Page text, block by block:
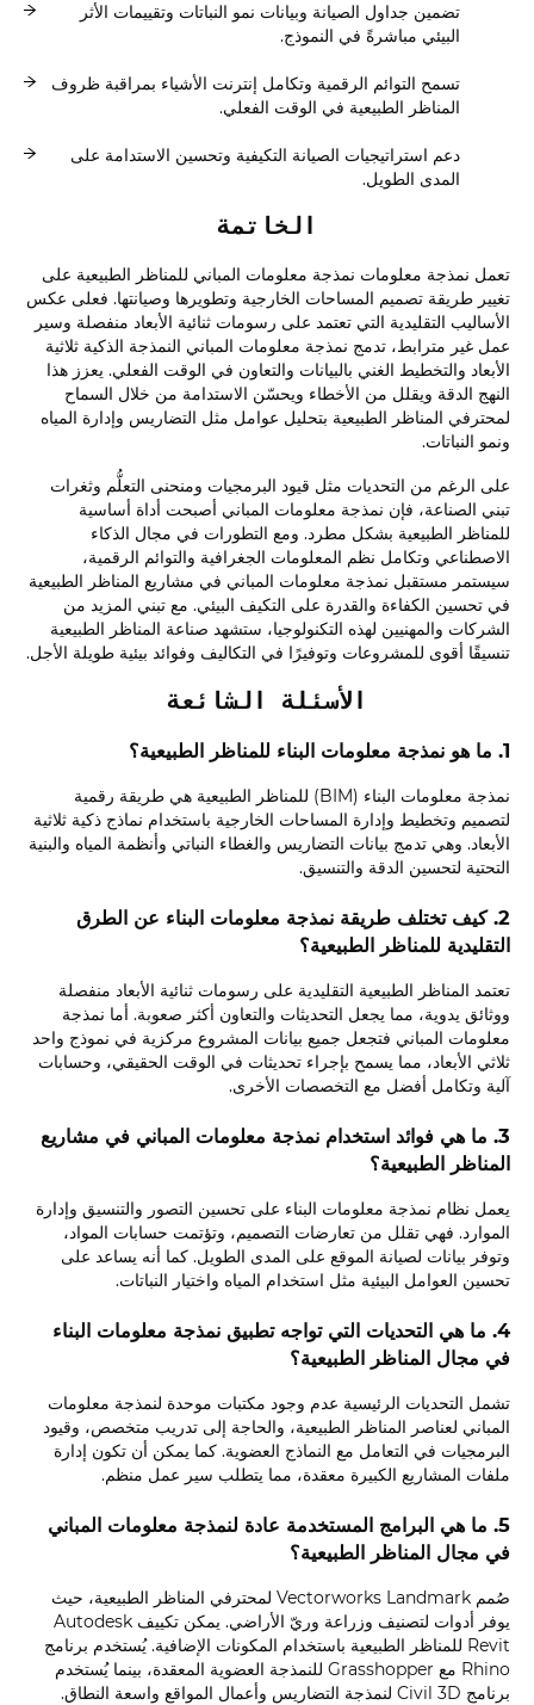
تضمين جداول الصيانة وبيانات نمو النباتات وتقييمات الأثر
البيئي مباشرةً في النموذج.
تسمح التوائم الرقمية وتكامل إنترنت الأشياء بمراقبة ظروف
المناظر الطبيعية في الوقت الفعلي.
دعم استراتيجيات الصيانة التكيفية وتحسين الاستدامة على
المدى الطويل.
الخاتمة
تعمل نمذجة معلومات نمذجة معلومات المباني للمناظر الطبيعية على
تغيير طريقة تصميم المساحات الخارجية وتطويرها وصيانتها. فعلى عكس
الأساليب التقليدية التي تعتمد على رسومات ثنائية الأبعاد منفصلة وسير
عمل غير مترابط، تدمج نمذجة معلومات المباني النمذجة الذكية ثلاثية
الأبعاد والتخطيط الغني بالبيانات والتعاون في الوقت الفعلي. يعزز هذا
النهج الدقة ويقلل من الأخطاء ويحسّن الاستدامة من خلال السماح
لمحترفي المناظر الطبيعية بتحليل عوامل مثل التضاريس وإدارة المياه
ونمو النباتات.
على الرغم من التحديات مثل قيود البرمجيات ومنحنى التعلُّم وثغرات
تبني الصناعة، فإن نمذجة معلومات المباني أصبحت أداة أساسية
للمناظر الطبيعية بشكل مطرد. ومع التطورات في مجال الذكاء
الاصطناعي وتكامل نظم المعلومات الجغرافية والتوائم الرقمية،
سيستمر مستقبل نمذجة معلومات المباني في مشاريع المناظر الطبيعية
في تحسين الكفاءة والقدرة على التكيف البيئي. مع تبني المزيد من
الشركات والمهنيين لهذه التكنولوجيا، ستشهد صناعة المناظر الطبيعية
تنسيقًا أقوى للمشروعات وتوفيرًا في التكاليف وفوائد بيئية طويلة الأجل.
الأسئلة الشائعة
1. ما هو نمذجة معلومات البناء للمناظر الطبيعية؟
نمذجة معلومات البناء (BIM) للمناظر الطبيعية هي طريقة رقمية
لتصميم وتخطيط وإدارة المساحات الخارجية باستخدام نماذج ذكية ثلاثية
الأبعاد. وهي تدمج بيانات التضاريس والغطاء النباتي وأنظمة المياه والبنية
التحتية لتحسين الدقة والتنسيق.
2. كيف تختلف طريقة نمذجة معلومات البناء عن الطرق
التقليدية للمناظر الطبيعية؟
تعتمد المناظر الطبيعية التقليدية على رسومات ثنائية الأبعاد منفصلة
ووثائق يدوية، مما يجعل التحديثات والتعاون أكثر صعوبة. أما نمذجة
معلومات المباني فتجعل جميع بيانات المشروع مركزية في نموذج واحد
ثلاثي الأبعاد، مما يسمح بإجراء تحديثات في الوقت الحقيقي، وحسابات
آلية وتكامل أفضل مع التخصصات الأخرى.
3. ما هي فوائد استخدام نمذجة معلومات المباني في مشاريع
المناظر الطبيعية؟
يعمل نظام نمذجة معلومات البناء على تحسين التصور والتنسيق وإدارة
الموارد. فهي تقلل من تعارضات التصميم، وتؤتمت حسابات المواد،
وتوفر بيانات لصيانة الموقع على المدى الطويل. كما أنه يساعد على
تحسين العوامل البيئية مثل استخدام المياه واختيار النباتات.
4. ما هي التحديات التي تواجه تطبيق نمذجة معلومات البناء
في مجال المناظر الطبيعية؟
تشمل التحديات الرئيسية عدم وجود مكتبات موحدة لنمذجة معلومات
المباني لعناصر المناظر الطبيعية، والحاجة إلى تدريب متخصص، وقيود
البرمجيات في التعامل مع النماذج العضوية. كما يمكن أن تكون إدارة
ملفات المشاريع الكبيرة معقدة، مما يتطلب سير عمل منظم.
5. ما هي البرامج المستخدمة عادة لنمذجة معلومات المباني
في مجال المناظر الطبيعية؟
صُمم Vectorworks Landmark لمحترفي المناظر الطبيعية، حيث
يوفر أدوات لتصنيف وزراعة وريّ الأراضي. يمكن تكييف Autodesk
Revit للمناظر الطبيعية باستخدام المكونات الإضافية. يُستخدم برنامج
Rhino مع Grasshopper للنمذجة العضوية المعقدة، بينما يُستخدم
برنامج Civil 3D لنمذجة التضاريس وأعمال المواقع واسعة النطاق.